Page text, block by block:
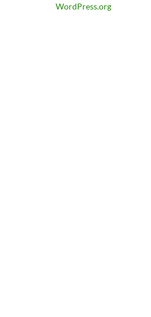
WordPress.org